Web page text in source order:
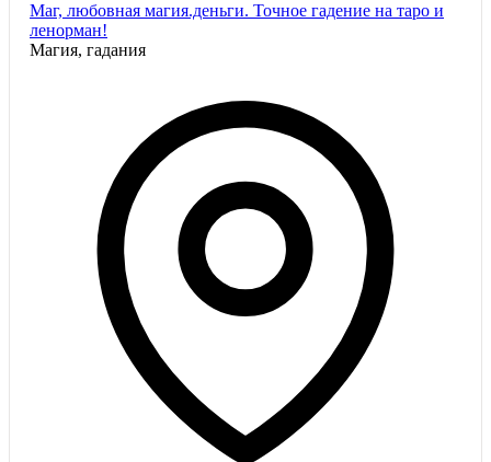
Маг, любовная магия.деньги. Точное гадение на таро и
ленорман!
Магия, гадания